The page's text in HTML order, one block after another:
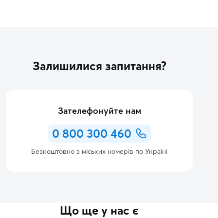
Залишилися запитання?
Зателефонуйте нам
0 800 300 460
Безкоштовно з міських номерів по Україні
Що ще у нас є